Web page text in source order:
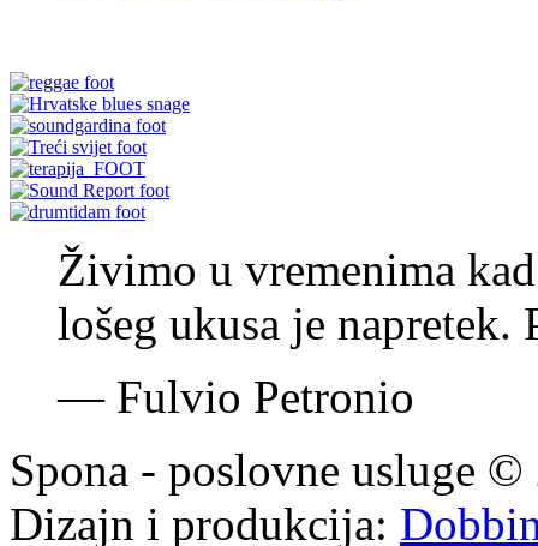
Živimo u vremenima
lošeg ukusa je napretek.
—Fulvio Petronio
Spona - poslovne usluge
Dizajn i produkcija: